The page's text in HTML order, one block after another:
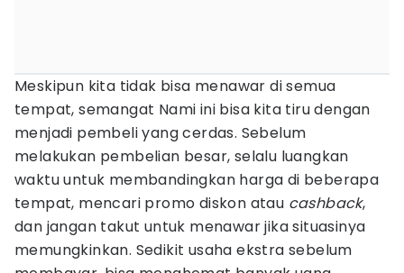
Meskipun kita tidak bisa menawar di semua
tempat, semangat Nami ini bisa kita tiru dengan
menjadi pembeli yang cerdas. Sebelum
melakukan pembelian besar, selalu luangkan
waktu untuk membandingkan harga di beberapa
tempat, mencari promo diskon atau cashback,
dan jangan takut untuk menawar jika situasinya
memungkinkan. Sedikit usaha ekstra sebelum